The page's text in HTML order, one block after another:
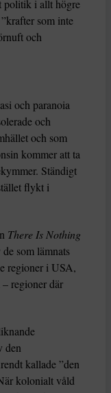
politik i allt högre
som inte
och
och paranoia
och
och som
kommer att ta
Ständigt
flykt i
There Is Nothing
som lämnats
regioner i USA,
regioner där
den
kallade ”den
kolonialt våld